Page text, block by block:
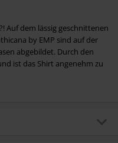
Auf dem lässig geschnittenen
by EMP sind auf der
abgebildet. Durch den
ist das Shirt angenehm zu